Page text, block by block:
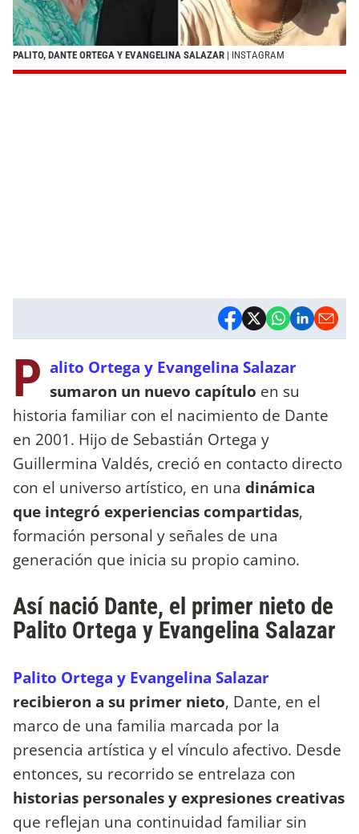
PALITO, DANTE ORTEGA Y EVANGELINA SALAZAR | INSTAGRAM
P alito Ortega y Evangelina Salazar
sumaron un nuevo capítulo en su
historia familiar con el nacimiento de Dante
en 2001. Hijo de Sebastián Ortega y
Guillermina Valdés, creció en contacto directo
con el universo artístico, en una dinámica
que integró experiencias compartidas,
formación personal y señales de una
generación que inicia su propio camino.
Así nació Dante, el primer nieto de
Palito Ortega y Evangelina Salazar
Palito Ortega y Evangelina Salazar
recibieron a su primer nieto, Dante, en el
marco de una familia marcada por la
presencia artística y el vínculo afectivo. Desde
entonces, su recorrido se entrelaza con
historias personales y expresiones creativas
que reflejan una continuidad familiar sin